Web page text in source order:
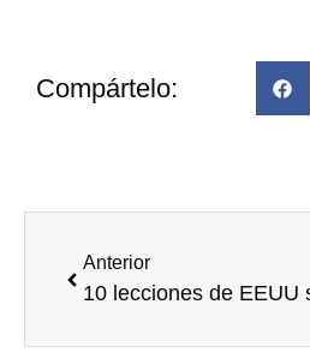
Compártelo:
Anterior